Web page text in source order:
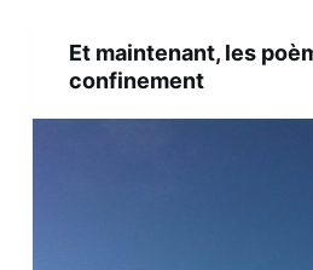
Et maintenant, les
confinement